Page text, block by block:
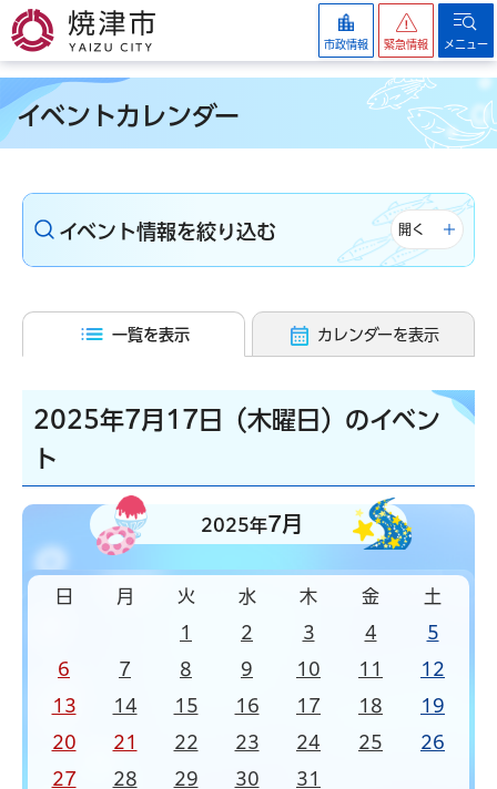
焼津市
市政情報 緊急情報 メニュー
イベントカレンダー
イベント情報を絞り込む 開く
一覧を表示 カレンダーを表示
2025年7月17日（木曜日）のイベン
ト
2025年7月
日 月 火 水 木 金 土
1 2 3 4 5
6 7 8 9 10 11 12
13 14 15 16 17 18 19
20 21 22 23 24 25 26
27 28 29 30 31